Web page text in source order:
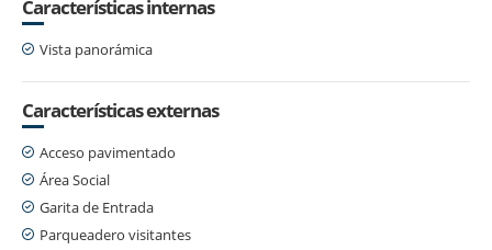
Características internas
Vista panorámica
Características externas
Acceso pavimentado
Área Social
Garita de Entrada
Parqueadero visitantes